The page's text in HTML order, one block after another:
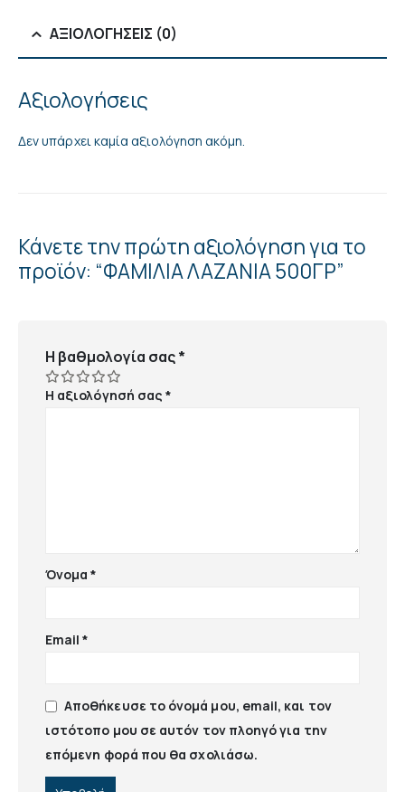
ΑΞΙΟΛΟΓΉΣΕΙΣ (0)
Αξιολογήσεις
Δεν υπάρχει καμία αξιολόγηση ακόμη.
Κάνετε την πρώτη αξιολόγηση για το
προϊόν: “ΦΑΜΙΛΙΑ ΛΑΖΑΝΙΑ 500ΓΡ”
Η βαθμολογία σας*
Η αξιολόγησή σας*
Όνομα*
Email*
Αποθήκευσε το όνομά μου, email, και τον
ιστότοπο μου σε αυτόν τον πλοηγό για την
επόμενη φορά που θα σχολιάσω.